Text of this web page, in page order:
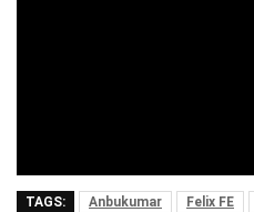
TAGS: Anbukumar Felix FE